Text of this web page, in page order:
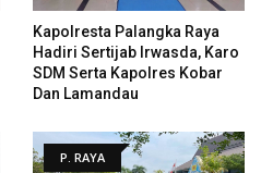
Kapolresta Palangka Raya
Hadiri Sertijab Irwasda, Karo
SDM Serta Kapolres Kobar
Dan Lamandau
P. RAYA